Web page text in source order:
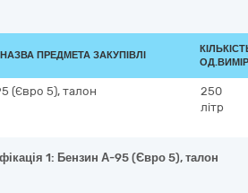
ПРЕДМЕТА ЗАКУПІВЛІ
(Євро 5), талон
250
літр
1: Бензин А-95 (Євро 5), талон